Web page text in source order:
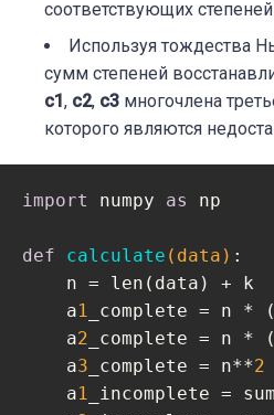
соответствующих степеней
Используя тождества
сумм степеней
c1 , c2, c3 многочлена
которого являются
import numpy as np
def calculate (data) :
    n = len(data) + k
    а
1 _complete = n *
    а
2 _complete = n *
    а
3 _complete = n**2
    а
1 _incomplete =